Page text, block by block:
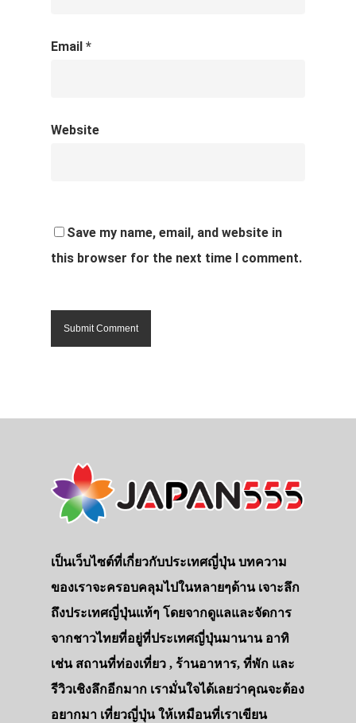
Email *
Website
Save my name, email, and website in
this browser for the next time I comment.
เป็นเว็บไซต์ที่เกี่ยวกับประเทศญี่ปุ่น บทความ
ของเราจะครอบคลุมไปในหลายๆด้าน เจาะลึก
ถึงประเทศญี่ปุ่นแท้ๆ โดยจากดูแลและจัดการ
จากชาวไทยที่อยู่ที่ประเทศญี่ปุ่นมานาน อาทิ
เช่น สถานที่ท่องเที่ยว , ร้านอาหาร, ที่พัก และ
รีวิวเชิงลึกอีกมาก เรามั่นใจได้เลยว่าคุณจะต้อง
อยากมา เที่ยวญี่ปุ่น ให้เหมือนที่เราเขียน